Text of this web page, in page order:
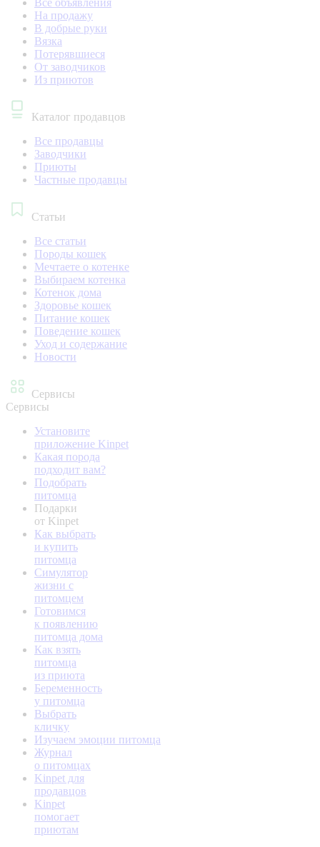
Все объявления
На продажу
В добрые руки
Вязка
Потерявшиеся
От заводчиков
Из приютов
Каталог продавцов
Все продавцы
Заводчики
Приюты
Частные продавцы
Статьи
Все статьи
Породы кошек
Мечтаете о котенке
Выбираем котенка
Котенок дома
Здоровье кошек
Питание кошек
Поведение кошек
Уход и содержание
Новости
Сервисы
Сервисы
Установите
приложение Kinpet
Какая порода
подходит вам?
Подобрать
питомца
Подарки
от Kinpet
Как выбрать
и купить
питомца
Симулятор
жизни с
питомцем
Готовимся
к появлению
питомца дома
Как взять
питомца
из приюта
Беременность
у питомца
Выбрать
кличку
Изучаем эмоции питомца
Журнал
о питомцах
Kinpet для
продавцов
Kinpet
помогает
приютам